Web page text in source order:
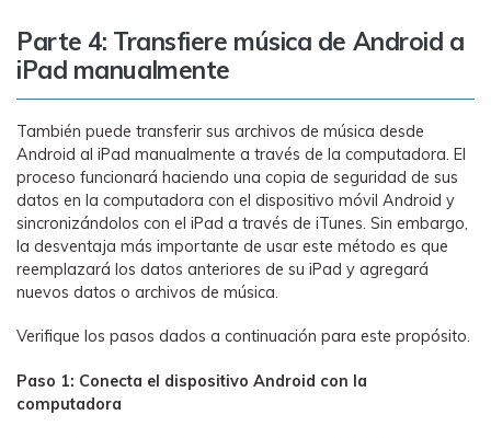
Parte 4: Transfiere música de Android a
iPad manualmente
También puede transferir sus archivos de música desde
Android al iPad manualmente a través de la computadora. El
proceso funcionará haciendo una copia de seguridad de sus
datos en la computadora con el dispositivo móvil Android y
sincronizándolos con el iPad a través de iTunes. Sin embargo,
la desventaja más importante de usar este método es que
reemplazará los datos anteriores de su iPad y agregará
nuevos datos o archivos de música.
Verifique los pasos dados a continuación para este propósito.
Paso 1: Conecta el dispositivo Android con la
computadora